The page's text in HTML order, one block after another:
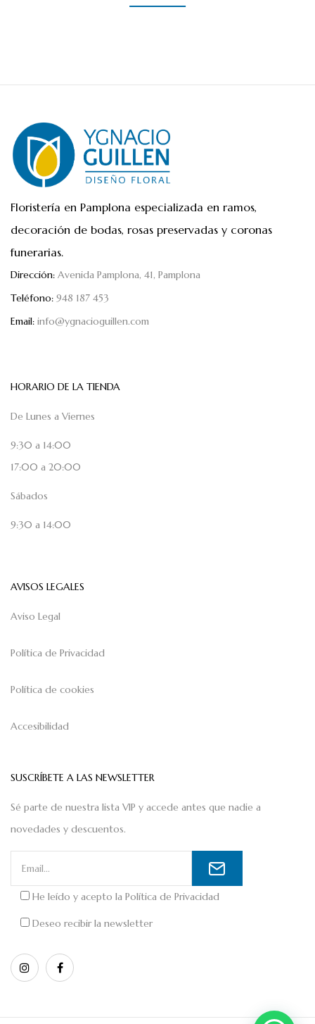
Floristería en Pamplona especializada en ramos,
decoración de bodas, rosas preservadas y coronas
funerarias.
Dirección: Avenida Pamplona, 41, Pamplona
Teléfono: 948 187 453
Email: info@ygnacioguillen.com
HORARIO DE LA TIENDA
De Lunes a Viernes
9:30 a 14:00
17:00 a 20:00
Sábados
9:30 a 14:00
AVISOS LEGALES
Aviso Legal
Política de Privacidad
Política de cookies
Accesibilidad
SUSCRÍBETE A LAS NEWSLETTER
Sé parte de nuestra lista VIP y accede antes que nadie a
novedades y descuentos.
He leído y acepto la Política de Privacidad
Deseo recibir la newsletter